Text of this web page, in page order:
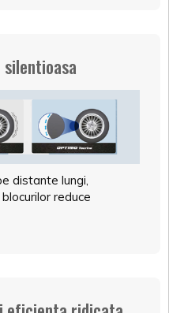
distante lungi,
reduce